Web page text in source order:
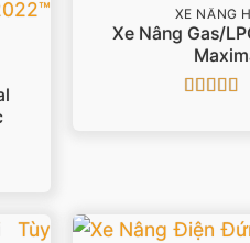
XE NÂNG
Xe Nâng Gas/